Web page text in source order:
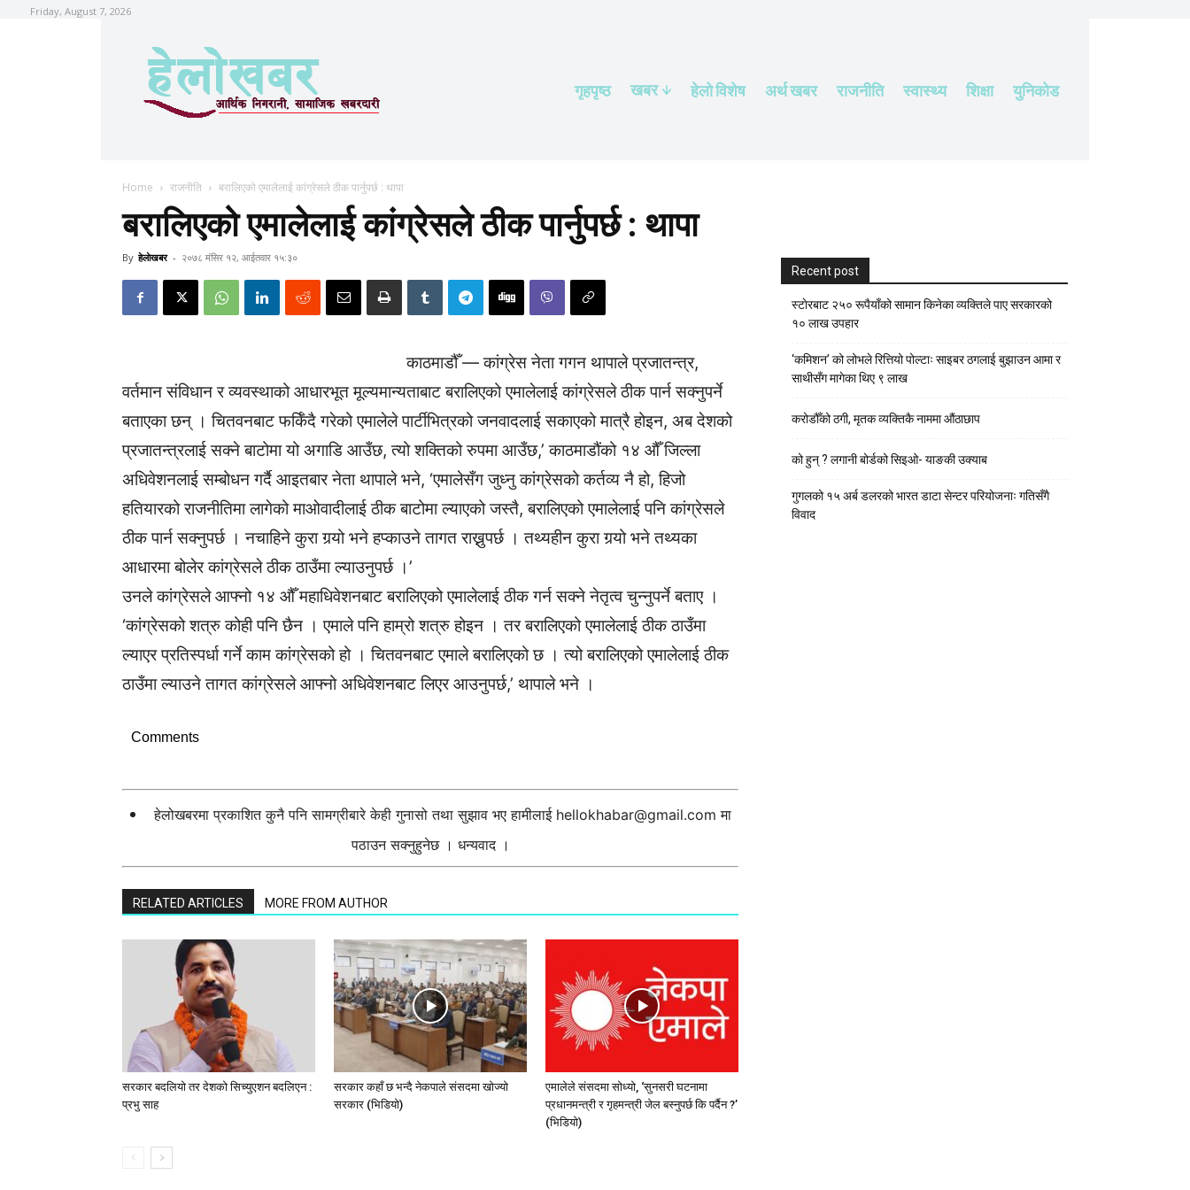
Friday, August 7, 2026
गृहपृष्ठ खबर हेलाे विशेष अर्थ खबर राजनीति स्वास्थ्य शिक्षा युनिकोड
Home राजनीति बरालिएको एमालेलाई कांग्रेसले ठीक पार्नुपर्छ : थापा
बरालिएको एमालेलाई कांग्रेसले ठीक पार्नुपर्छ : थापा
By हेलाेखबर - २०७८ मंसिर १२, आईतवार १५:३०
काठमाडौँ — कांग्रेस नेता गगन थापाले प्रजातन्त्र,
वर्तमान संविधान र व्यवस्थाको आधारभूत मूल्यमान्यताबाट बरालिएको एमालेलाई कांग्रेसले ठीक पार्न सक्नुपर्ने
बताएका छन् । चितवनबाट फर्किँदै गरेको एमालेले पार्टीभित्रको जनवादलाई सकाएको मात्रै होइन, अब देशको
प्रजातन्त्रलाई सक्ने बाटोमा यो अगाडि आउँछ, त्यो शक्तिको रुपमा आउँछ,’ काठमाडौंको १४ औँ जिल्ला
अधिवेशनलाई सम्बोधन गर्दै आइतबार नेता थापाले भने, ‘एमालेसँग जुध्नु कांग्रेसको कर्तव्य नै हो, हिजो
हतियारको राजनीतिमा लागेको माओवादीलाई ठीक बाटोमा ल्याएको जस्तै, बरालिएको एमालेलाई पनि कांग्रेसले
ठीक पार्न सक्नुपर्छ । नचाहिने कुरा गर्‍यो भने हप्काउने तागत राख्नुपर्छ । तथ्यहीन कुरा गर्‍यो भने तथ्यका
आधारमा बोलेर कांग्रेसले ठीक ठाउँमा ल्याउनुपर्छ ।’
उनले कांग्रेसले आफ्नो १४ औँ महाधिवेशनबाट बरालिएको एमालेलाई ठीक गर्न सक्ने नेतृत्व चुन्नुपर्ने बताए ।
‘कांग्रेसको शत्रु कोही पनि छैन । एमाले पनि हाम्रो शत्रु होइन । तर बरालिएको एमालेलाई ठीक ठाउँमा
ल्याएर प्रतिस्पर्धा गर्ने काम कांग्रेसको हो । चितवनबाट एमाले बरालिएको छ । त्यो बरालिएको एमालेलाई ठीक
ठाउँमा ल्याउने तागत कांग्रेसले आफ्नो अधिवेशनबाट लिएर आउनुपर्छ,’ थापाले भने ।
Comments
हेलोखबरमा प्रकाशित कुनै पनि सामग्रीबारे केही गुनासो तथा सुझाव भए हामीलाई hellokhabar@gmail.com मा
पठाउन सक्नुहुनेछ । धन्यवाद ।
RELATED ARTICLES MORE FROM AUTHOR
सरकार बदलियो तर देशको सिच्युएशन बदलिएन :
प्रभु साह
सरकार कहाँ छ भन्दै नेकपाले संसदमा खोज्यो
सरकार (भिडियाे)
एमालेले संसदमा सोध्यो, ‘सुनसरी घटनामा
प्रधानमन्त्री र गृहमन्त्री जेल बस्नुपर्छ कि पर्दैन ?’
(भिडियाे)
Recent post
स्टाेरबाट २५० रूपैयाँको सामान किनेका व्यक्तिले पाए सरकारको
१० लाख उपहार
‘कमिशन’ को लोभले रित्तियो पोल्टाः साइबर ठगलाई बुझाउन आमा र
साथीसँग मागेका थिए ९ लाख
करोडौँको ठगी, मृतक व्यक्तिकै नाममा औंठाछाप
को हुन् ? लगानी बोर्डको सिइओ- याङकी उक्याब
गुगलको १५ अर्ब डलरको भारत डाटा सेन्टर परियोजनाः गतिसँगै
विवाद